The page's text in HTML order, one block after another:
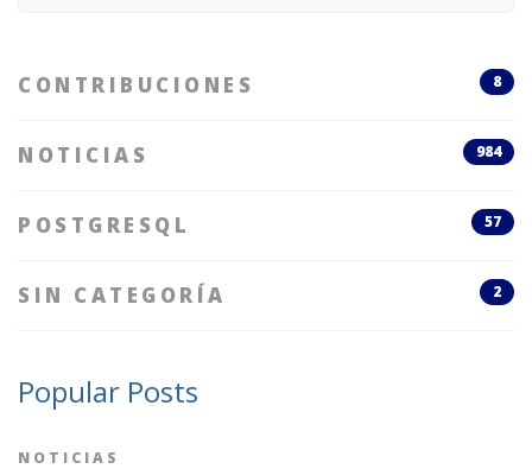
CONTRIBUCIONES 8
NOTICIAS 984
POSTGRESQL 57
SIN CATEGORÍA 2
Popular Posts
NOTICIAS